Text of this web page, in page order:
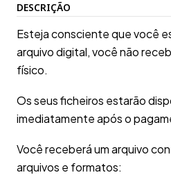
DESCRIÇÃO
Esteja consciente que você
arquivo digital, você não
físico.
Os seus ficheiros estarão
imediatamente após o
Você receberá um arquivo
arquivos e formatos: